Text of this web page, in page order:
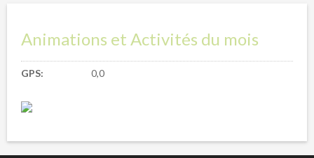
Animations et Activités du mois
GPS 0,0